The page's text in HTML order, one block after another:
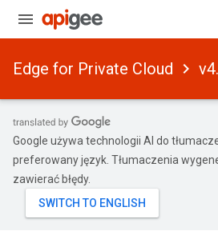
Edge for Private Cloud
Google używa technologii AI do
preferowany język. Tłumaczenia
zawierać błędy.